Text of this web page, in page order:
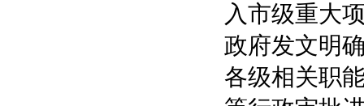
入市级重大
政府发文明
各级相关职